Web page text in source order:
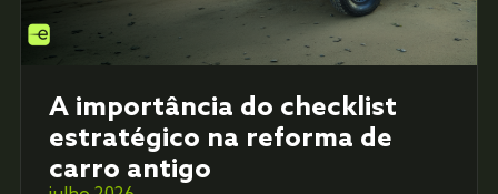
A importância do checklist
estratégico na reforma de
carro antigo